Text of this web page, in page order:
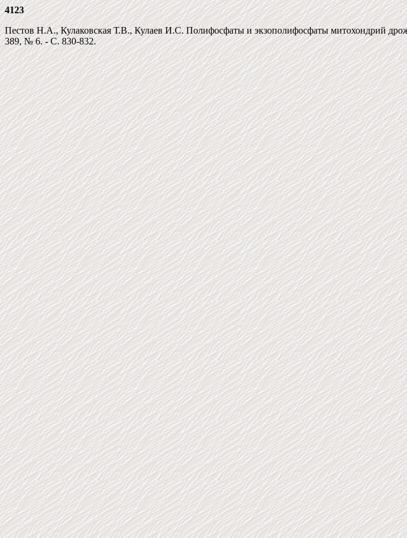
4123
Пестов Н.А., Кулаковская Т.В., Кулаев И.С. Полифосфаты и экзополифосфаты митохондрий
389, № 6. - С. 830-832.